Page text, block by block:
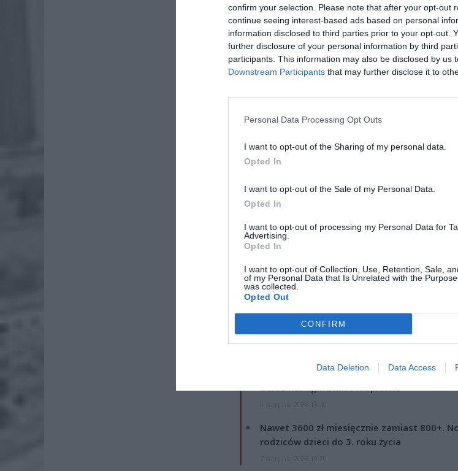
confirm your selection. Please note that after your opt-out
continue seeing interest-based ads based on personal
information disclosed to third parties prior to your opt-out.
further disclosure of your personal information by third
participants. This information may also be disclosed by us
Downstream Participants that may further disclose it to
Personal Data Processing Opt Outs
I want to opt-out of the Sharing of my personal data.
Opted In
I want to opt-out of the Sale of my Personal Data.
Opted In
I want to opt-out of processing my Personal Data for
Advertising.
Opted In
I want to opt-out of Collection, Use, Retention, Sale,
of my Personal Data that Is Unrelated with the
was collected.
Opted Out
CONFIRM
Data Deletion Data Access
Fot. Lidl.pl
Wśród produktów objętych promocją znajdziemy m.in.
planszowe Peppa Pig. Nie zabraknie też tekstyliów, w
dziecięcych. To doskonała okazja, by sprawić swoim
jednocześnie zaoszczędzić.
ad
26-letni obywatel Ukrainy zaatakował
Teraz nastąpił zwrot w sprawie
Nawet 3600 zł miesięcznie zamiast 800+.
rodziców dzieci do 3. roku życia